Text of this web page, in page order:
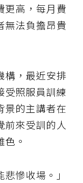
更高，每月費
無法負擔昂貴
構，最近安排
受照服員訓練
景的主講者在
前來受訓的人
。
慘收場。」